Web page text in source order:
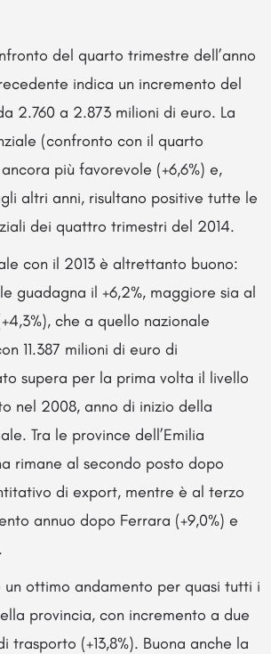
del quarto trimestre dell’anno
indica un incremento del
2.760 a 2.873 milioni di euro. La
(confronto con il quarto
più favorevole (+6,6%) e,
altri anni, risultano positive tutte le
dei quattro trimestri del 2014.
con il 2013 è altrettanto buono:
guadagna il +6,2%, maggiore sia al
che a quello nazionale
11.387 milioni di euro di
supera per la prima volta il livello
nel 2008, anno di inizio della
Tra le province dell’Emilia
rimane al secondo posto dopo
di export, mentre è al terzo
annuo dopo Ferrara (+9,0%) e
un ottimo andamento per quasi tutti i
provincia, con incremento a due
trasporto (+13,8%). Buona anche la